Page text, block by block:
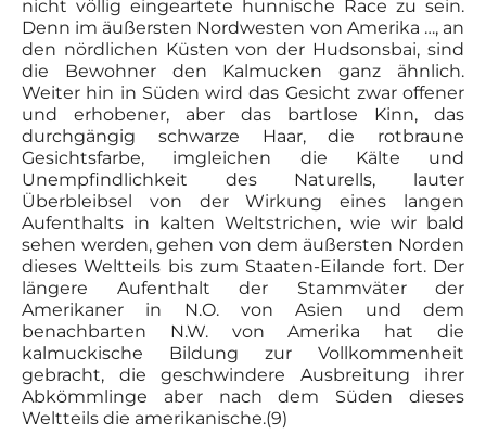
nicht völlig eingeartete hunnische Race zu sein.
Denn im äußersten Nordwesten von Amerika …, an
den nördlichen Küsten von der Hudsonsbai, sind
die Bewohner den Kalmucken ganz ähnlich.
Weiter hin in Süden wird das Gesicht zwar offener
und erhobener, aber das bartlose Kinn, das
durchgängig schwarze Haar, die rotbraune
Gesichtsfarbe, imgleichen die Kälte und
Unempfindlichkeit des Naturells, lauter
Überbleibsel von der Wirkung eines langen
Aufenthalts in kalten Weltstrichen, wie wir bald
sehen werden, gehen von dem äußersten Norden
dieses Weltteils bis zum Staaten-Eilande fort. Der
längere Aufenthalt der Stammväter der
Amerikaner in N.O. von Asien und dem
benachbarten N.W. von Amerika hat die
kalmuckische Bildung zur Vollkommenheit
gebracht, die geschwindere Ausbreitung ihrer
Abkömmlinge aber nach dem Süden dieses
Weltteils die amerikanische.(9)